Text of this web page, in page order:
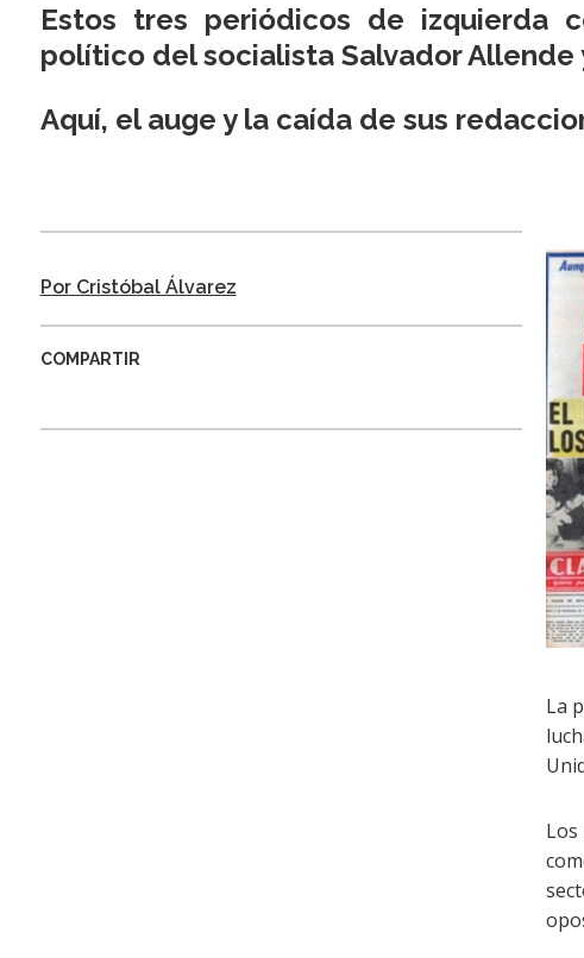
Estos tres periódicos de izquierda
político del socialista Salvador
Aquí, el auge y la caída de sus
Por Cristóbal Álvarez
COMPARTIR
La